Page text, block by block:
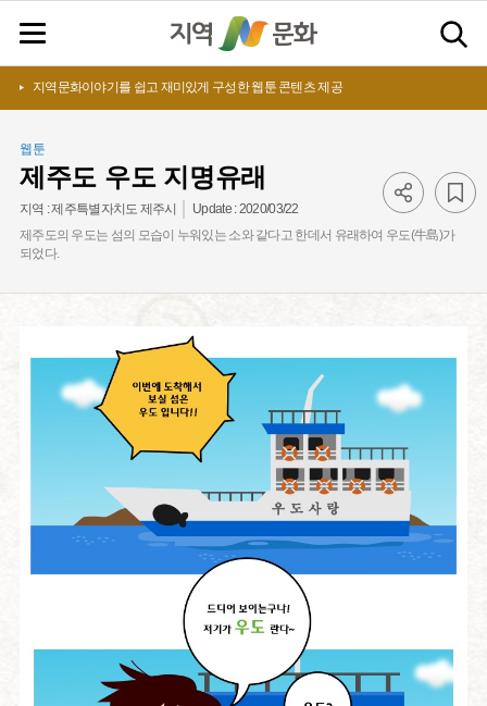
지역문화이야기를 쉽고 재미있게 구성한 웹툰 콘텐츠 제공
웹툰
제주도 우도 지명유래
지역 :제주특별자치도 제주시 Update : 2020/03/22
제주도의 우도는 섬의 모습이 누워있는 소와 같다고 한데서 유래하여 우도(牛島)가
되었다.